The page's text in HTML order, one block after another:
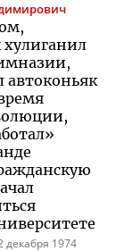
хулиганил
автоконьяк
декабря 1974